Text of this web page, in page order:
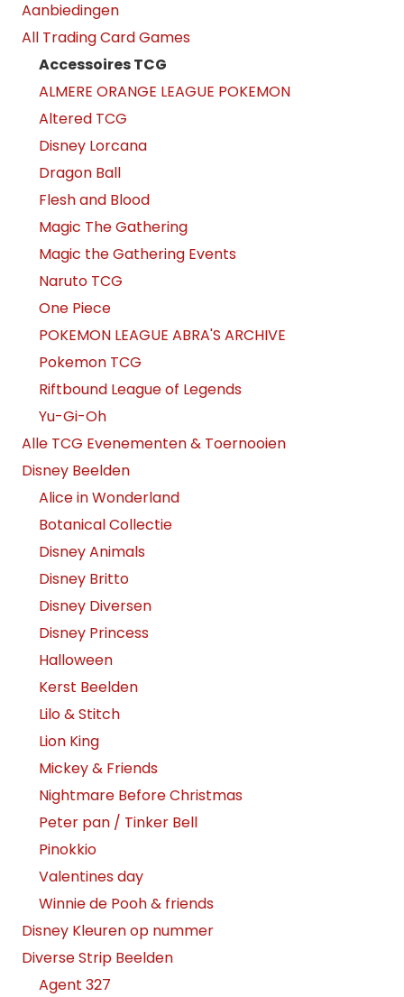
Aanbiedingen
All Trading Card Games
Accessoires TCG
ALMERE ORANGE LEAGUE POKEMON
Altered TCG
Disney Lorcana
Dragon Ball
Flesh and Blood
Magic The Gathering
Magic the Gathering Events
Naruto TCG
One Piece
POKEMON LEAGUE ABRA'S ARCHIVE
Pokemon TCG
Riftbound League of Legends
Yu-Gi-Oh
Alle TCG Evenementen & Toernooien
Disney Beelden
Alice in Wonderland
Botanical Collectie
Disney Animals
Disney Britto
Disney Diversen
Disney Princess
Halloween
Kerst Beelden
Lilo & Stitch
Lion King
Mickey & Friends
Nightmare Before Christmas
Peter pan / Tinker Bell
Pinokkio
Valentines day
Winnie de Pooh & friends
Disney Kleuren op nummer
Diverse Strip Beelden
Agent 327